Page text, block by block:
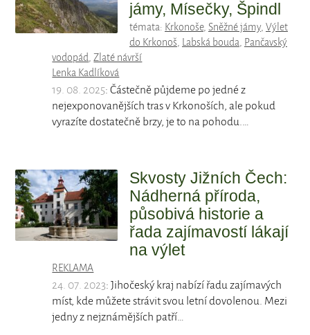
jámy, Mísečky, Špindl
témata: Krkonoše, Sněžné jámy, Výlet
do Krkonoš, Labská bouda, Pančavský
vodopád,Zlaté návrší
Lenka Kadlíková
19. 08. 2025: Částečně půjdeme po jedné z
nejexponovanějších tras v Krkonoších, ale pokud
vyrazíte dostatečně brzy, je to na pohodu.…
Skvosty Jižních Čech:
Nádherná příroda,
působivá historie a
řada zajímavostí lákají
na výlet
REKLAMA
24. 07. 2023: Jihočeský kraj nabízí řadu zajímavých
míst, kde můžete strávit svou letní dovolenou. Mezi
jedny z nejznámějších patří…